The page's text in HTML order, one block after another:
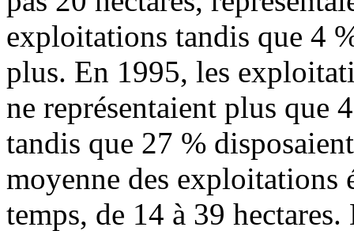
exploitations tandis que 4
plus. En 1995, les
ne représentaient plus que
tandis que 27 %
moyenne des exploitations
temps, de 14 à 39